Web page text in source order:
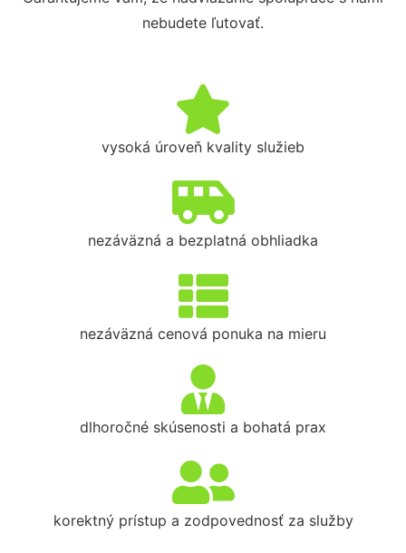
nebudete ľutovať.
vysoká úroveň kvality služieb
nezáväzná a bezplatná obhliadka
nezáväzná cenová ponuka na mieru
dlhoročné skúsenosti a bohatá prax
korektný prístup a zodpovednosť za služby